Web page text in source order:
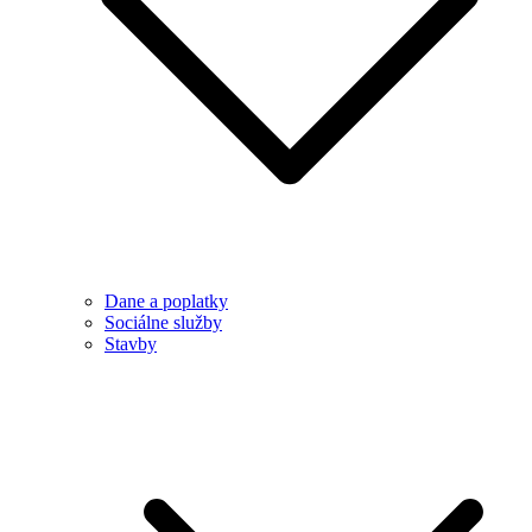
Dane a poplatky
Sociálne služby
Stavby